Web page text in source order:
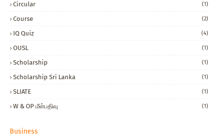
Circular (1)
Course (2)
IQ Quiz (4)
OUSL (1)
Scholarship (1)
Scholarship Sri Lanka (1)
SLIATE (1)
W & OP மீள்பதிவு (1)
Business